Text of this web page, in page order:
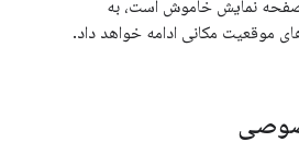
نمایش خاموش است، به
موقعیت مکانی ادامه خواهد داد.